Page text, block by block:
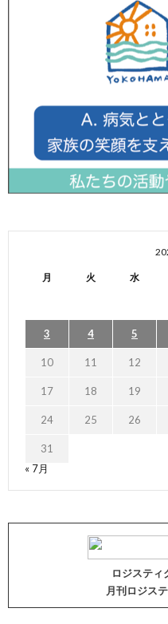
月 火 水
3 4 5
10 11 12
17 18 19
24 25 26
31
« 7月
ロジスティ
月刊ロジス